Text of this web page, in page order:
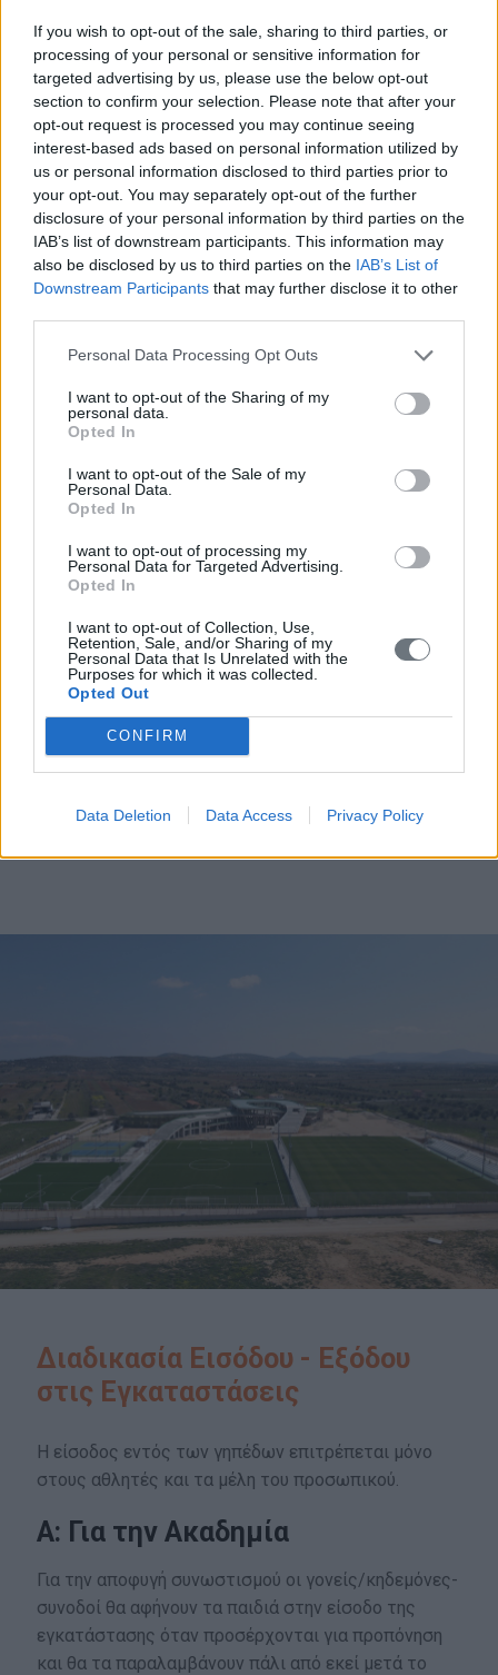
If you wish to opt-out of the sale, sharing to third parties, or
processing of your personal or sensitive information for
targeted advertising by us, please use the below opt-out
section to confirm your selection. Please note that after your
opt-out request is processed you may continue seeing
interest-based ads based on personal information utilized by
us or personal information disclosed to third parties prior to
your opt-out. You may separately opt-out of the further
disclosure of your personal information by third parties on the
IAB’s list of downstream participants. This information may
also be disclosed by us to third parties on the IAB’s List of
Downstream Participants that may further disclose it to other
Personal Data Processing Opt Outs
I want to opt-out of the Sharing of my
personal data.
Opted In
I want to opt-out of the Sale of my
Personal Data.
Opted In
I want to opt-out of processing my
Personal Data for Targeted Advertising.
Opted In
I want to opt-out of Collection, Use,
Retention, Sale, and/or Sharing of my
Personal Data that Is Unrelated with the
Purposes for which it was collected.
Opted Out
CONFIRM
Data Deletion Data Access Privacy Policy
Τρόπος λειτουργίας
· Η Ακαδημία λειτουργεί καθ' όλη την διάρκεια
του έτους και σε ωράριο και πρόγραμμα που
· Για όλους τους αθλούμενους, η συμμετοχή σε
ομαδικά ή ατομικά μαθήματα, η χρήση γηπέδου
καθώς και οποιαδήποτε άλλη χρήση των γηπέδων
και των γενικότερων εγκαταστάσεων συνεπάγεται
την πλήρη αποδοχή των όρων κανονισμού
λειτουργίας.
· Οι αθλούμενοι και οι αθλούμενες είναι
υποχρεωμένοι να προσκομίσουν ιατρική βεβαίωση
συμμετέχουν σε αθλητικές δραστηριότητες (τένις).
Διαδικασία Εισόδου - Εξόδου
στις Εγκαταστάσεις
H είσοδος εντός των γηπέδων επιτρέπεται μόνο
στους αθλητές και τα μέλη του προσωπικού.
Α: Για την Ακαδημία
Για την αποφυγή συνωστισμού οι γονείς/κηδεμόνες-
συνοδοί θα αφήνουν τα παιδιά στην είσοδο της
εγκατάστασης όταν προσέρχονται για προπόνηση
και θα τα παραλαμβάνουν πάλι από εκεί μετά το